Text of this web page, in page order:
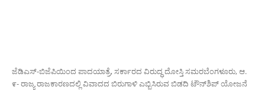
ಜೆಡಿಎಸ್-ಬಿಜೆಪಿಯಿಂದ ಪಾದಯಾತ್ರೆ, ಸರ್ಕಾರದ ವಿರುದ್ಧ ದೋಸ್ತಿ ಸಮರಬೆಂಗಳೂರು, ಆ.
೯- ರಾಜ್ಯ ರಾಜಕಾರಣದಲ್ಲಿ ವಿವಾದದ ಬಿರುಗಾಳಿ ಎಬ್ಬಿಸಿರುವ ಬಿಡದಿ ಟೌನ್‌ಶಿಪ್ ಯೋಜನೆ